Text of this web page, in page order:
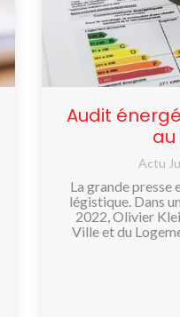
Audit
au
Actu
La grande presse
légistique. Dans
2022, Olivier
Ville et du